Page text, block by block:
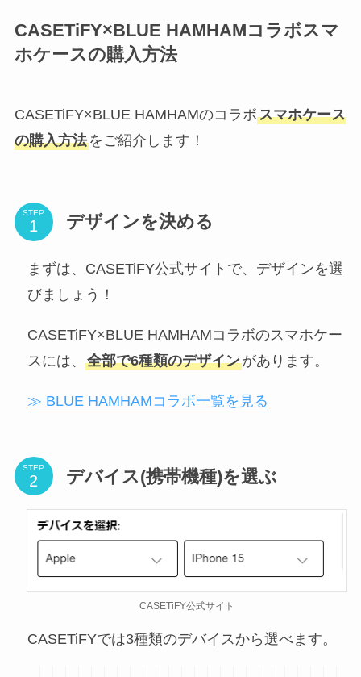
CASETiFY×BLUE HAMHAMコラボスマ
ホケースの購入方法
CASETiFY×BLUE HAMHAMのコラボスマホケース
の購入方法をご紹介します！
STEP デザインを決める
まずは、CASETiFY公式サイトで、デザインを選
びましょう！
CASETiFY×BLUE HAMHAMコラボのスマホケー
スには、 全部で6種類のデザインがあります。
≫ BLUE HAMHAMコラボ一覧を見る
STEP デバイス(携帯機種)を選ぶ
CASETiFY公式サイト
CASETiFYでは3種類のデバイスから選べます。